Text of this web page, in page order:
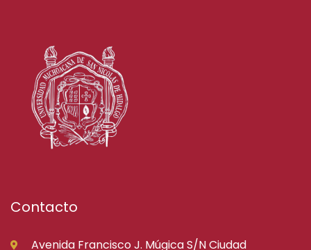
Contacto
Avenida Francisco J. Múgica S/N Ciudad